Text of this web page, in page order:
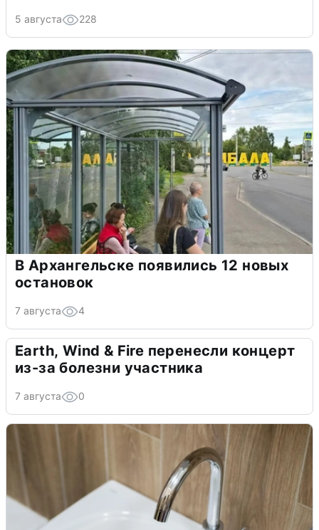
5 августа 228
В Архангельске появились 12 новых
остановок
7 августа 4
Earth, Wind & Fire перенесли концерт
из-за болезни участника
7 августа 0